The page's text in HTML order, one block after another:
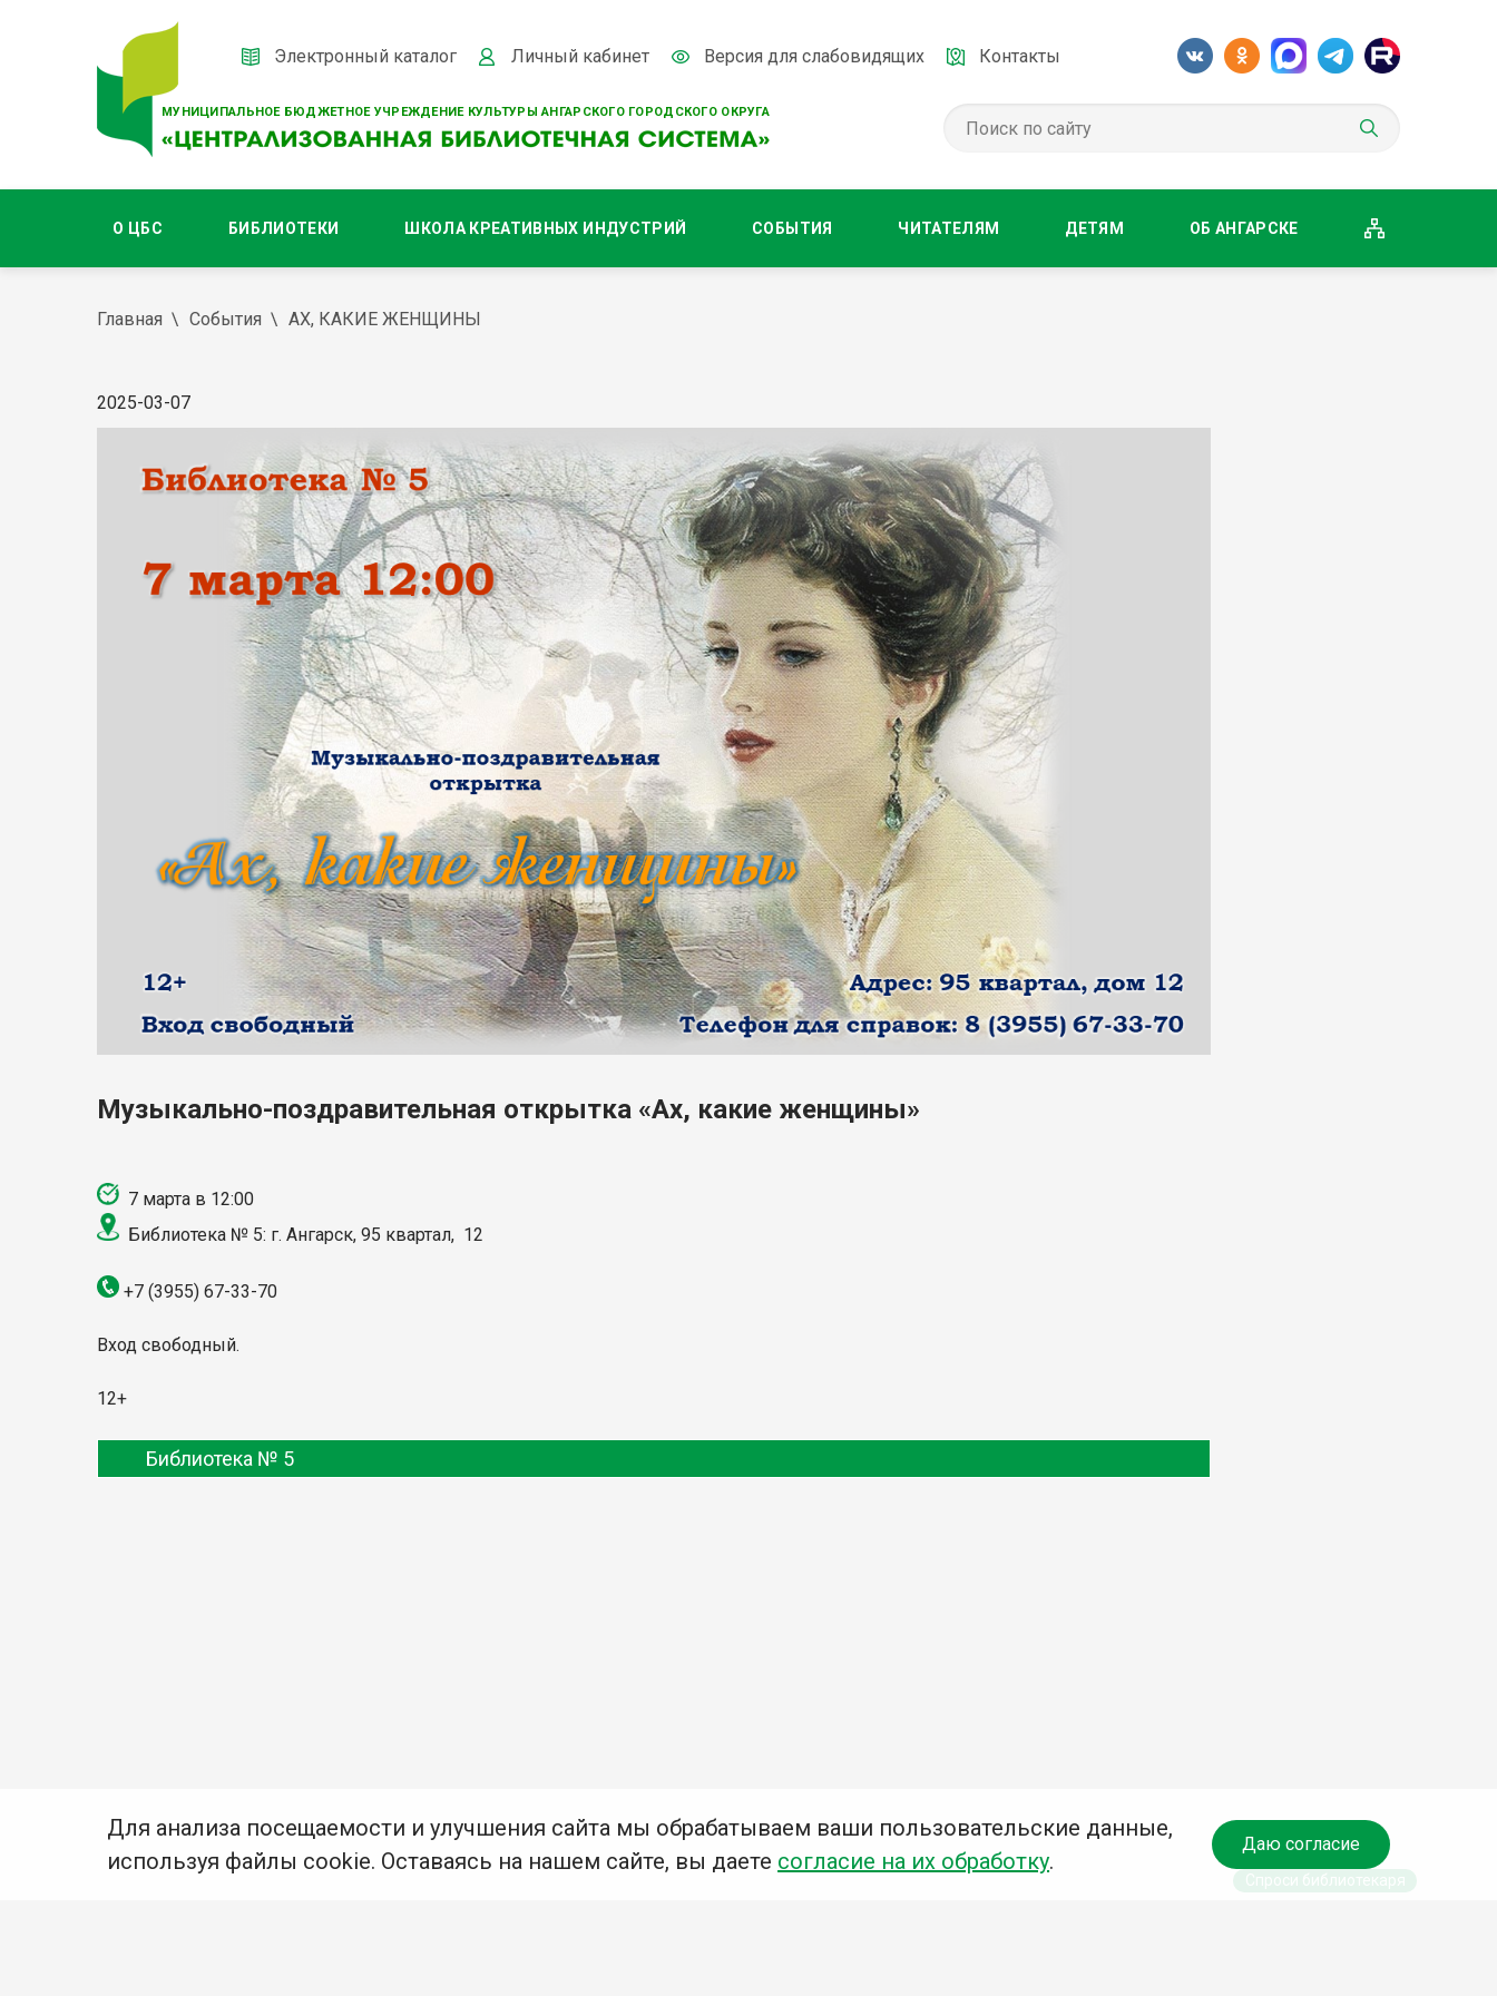
МУНИЦИПАЛЬНОЕ БЮДЖЕТНОЕ УЧРЕЖДЕНИЕ КУЛЬТУРЫ АНГАРСКОГО ГОРОДСКОГО ОКРУГА
Электронный каталог Личный кабинет Версия для слабовидящих Контакты
О ЦБС БИБЛИОТЕКИ ШКОЛА КРЕАТИВНЫХ ИНДУСТРИЙ СОБЫТИЯ ЧИТАТЕЛЯМ ДЕТЯМ ОБ АНГАРСКЕ
Главная События АХ, КАКИЕ ЖЕНЩИНЫ
2025-03-07
Музыкально-поздравительная открытка «Ах, какие женщины»
7 марта в 12:00
Библиотека № 5: г. Ангарск, 95 квартал, 12
+7 (3955) 67-33-70
Вход свободный.
12+
Библиотека № 5
Для анализа посещаемости и улучшения сайта мы обрабатываем ваши пользовательские данные,
используя файлы cookie. Оставаясь на нашем сайте, вы даете согласие на их обработку.
Даю согласие
Спроси библиотекаря